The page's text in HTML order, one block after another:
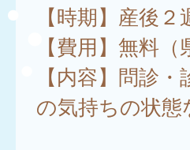
【時期】産後
【費用】無料（
【内容】問診
の気持ちの状態